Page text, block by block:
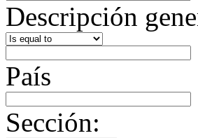
Descripción
País
Sección: